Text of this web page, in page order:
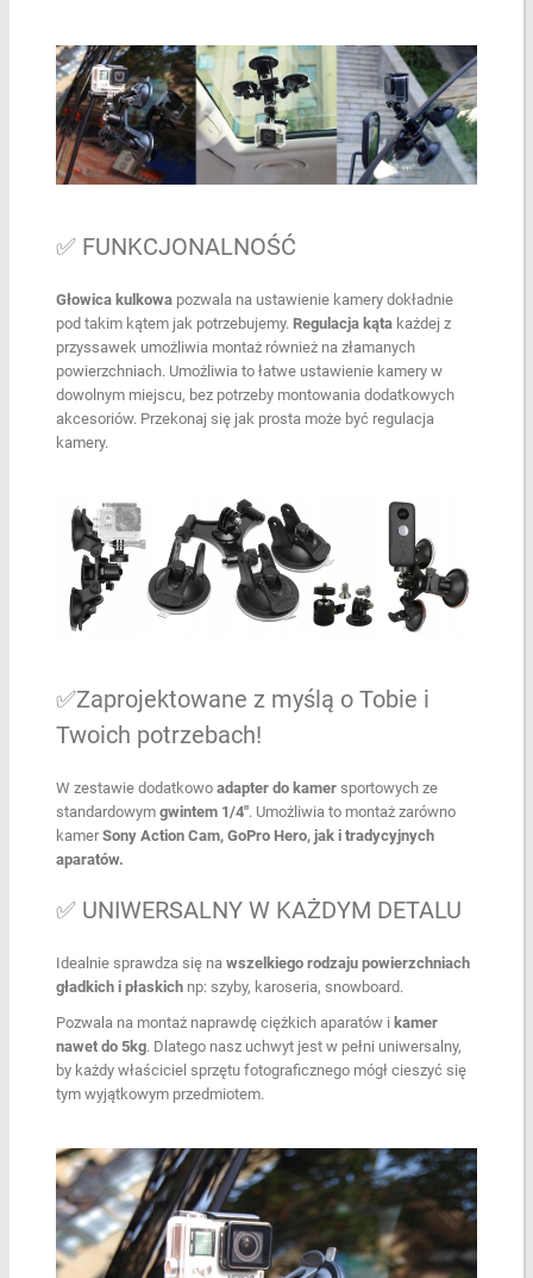
✅ FUNKCJONALNOŚĆ
Głowica kulkowapozwala na ustawienie kamery dokładnie
pod takim kątem jak potrzebujemy. Regulacja kąta każdej z
przyssawek umożliwia montaż również na złamanych
powierzchniach. Umożliwia to łatwe ustawienie kamery w
dowolnym miejscu, bez potrzeby montowania dodatkowych
akcesoriów. Przekonaj się jak prosta może być regulacja
kamery.
✅Zaprojektowane z myślą o Tobie i
Twoich potrzebach!
W zestawie dodatkowo adapter do kamersportowych ze
standardowym gwintem 1/4". Umożliwia to montaż zarówno
kamerSony Action Cam, GoPro Hero, jak i tradycyjnych
aparatów.
✅ UNIWERSALNY W KAŻDYM DETALU
Idealnie sprawdza się na wszelkiego rodzaju powierzchniach
gładkich i płaskichnp: szyby, karoseria, snowboard.
Pozwala na montaż naprawdę ciężkich aparatów ikamer
nawet do 5kg. Dlatego nasz uchwyt jest w pełni uniwersalny,
by każdy właściciel sprzętu fotograficznego mógł cieszyć się
tym wyjątkowym przedmiotem.